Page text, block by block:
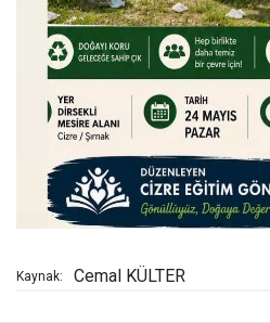
Kaynak: Cemal KÜLTER